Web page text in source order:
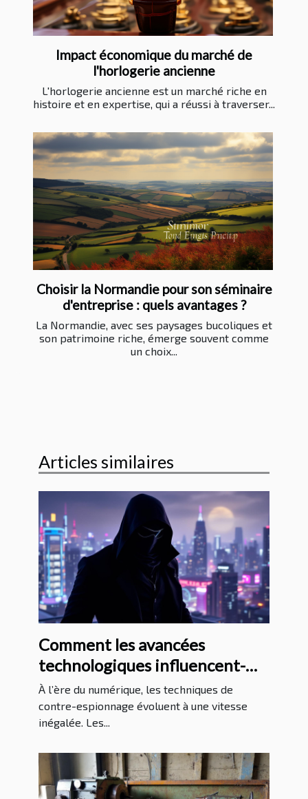
Impact économique du marché de
l'horlogerie ancienne
L'horlogerie ancienne est un marché riche en
histoire et en expertise, qui a réussi à traverser...
Choisir la Normandie pour son séminaire
d'entreprise : quels avantages ?
La Normandie, avec ses paysages bucoliques et
son patrimoine riche, émerge souvent comme
un choix...
Articles similaires
Comment les avancées
technologiques influencent-
elles les méthodes de contre-
espionnage ?
À l’ère du numérique, les techniques de
contre-espionnage évoluent à une vitesse
inégalée. Les...